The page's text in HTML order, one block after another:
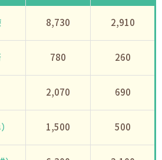
8,730 2,910
780 260
2,070 690
1,500 500